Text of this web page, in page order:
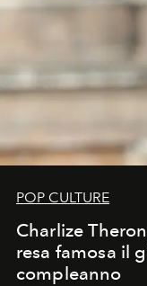
POP CULTURE
Charlize
resa famosa il
compleanno